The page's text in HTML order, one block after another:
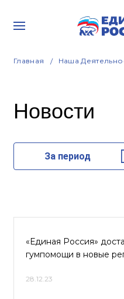
Главная Наша
Новости
За период
«Единая Россия»
гумпомощи в новые
28.12.23